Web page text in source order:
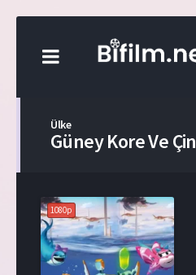
Ülke
Güney Kore Ve Çin
1080p